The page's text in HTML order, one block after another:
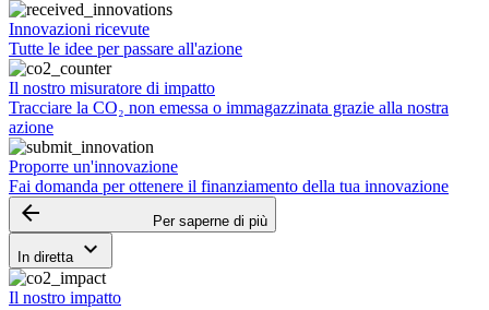
Innovazioni ricevute
Tutte le idee per passare all'azione
Il nostro misuratore di impatto
Tracciare la CO₂ non emessa o immagazzinata grazie alla nostra
azione
Proporre un'innovazione
Fai domanda per ottenere il finanziamento della tua innovazione
arrow_backward Per saperne di più
In diretta keyboard_arrow_down
Il nostro impatto